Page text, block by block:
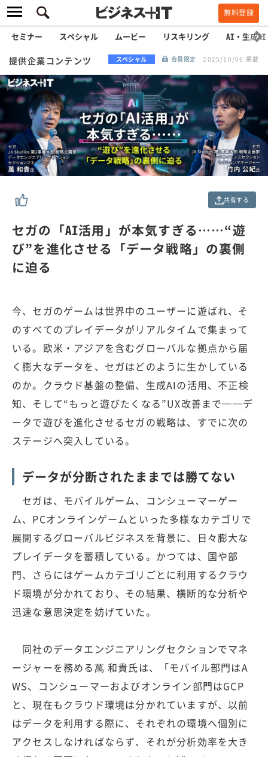
無料登録
セミナー スペシャル ムービー リスキリング AI・生成AI
提供企業コンテンツ スペシャル 会員限定 2025/10/06 掲載
共有する
セガの「AI活用」が本気すぎる……“遊
び”を進化させる「データ戦略」の裏側
に迫る
今、セガのゲームは世界中のユーザーに遊ばれ、そ
のすべてのプレイデータがリアルタイムで集まって
いる。欧米・アジアを含むグローバルな拠点から届
く膨大なデータを、セガはどのように生かしている
のか。クラウド基盤の整備、生成AIの活用、不正検
知、そして“もっと遊びたくなる”UX改善まで──デ
ータで遊びを進化させるセガの戦略は、すでに次の
ステージへ突入している。
データが分断されたままでは勝てない
セガは、モバイルゲーム、コンシューマーゲー
ム、PCオンラインゲームといった多様なカテゴリで
展開するグローバルビジネスを背景に、日々膨大な
プレイデータを蓄積している。かつては、国や部
門、さらにはゲームカテゴリごとに利用するクラウ
ド環境が分かれており、その結果、横断的な分析や
迅速な意思決定を妨げていた。
同社のデータエンジニアリングセクションでマネ
ージャーを務める萬 和貴氏は、「モバイル部門はA
WS、コンシューマーおよびオンライン部門はGCP
と、現在もクラウド環境は分かれていますが、以前
はデータを利用する際に、それぞれの環境へ個別に
アクセスしなければならず、それが分析効率を大き